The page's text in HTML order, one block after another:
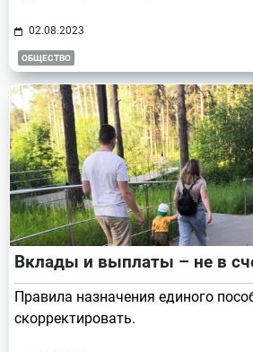
02.08.2023
ОБЩЕСТВО
Вклады и выплаты – не в
Правила назначения единого
скорректировать.